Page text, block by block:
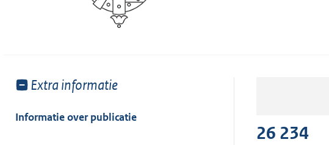
Toon
van:
Extra informatie
Informatie over publicatie
26 234